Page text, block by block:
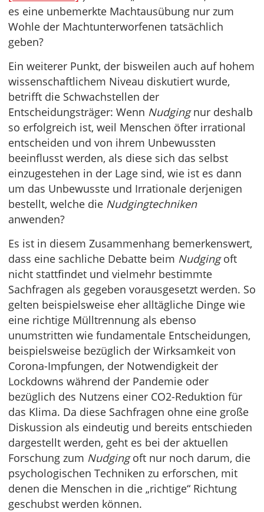
es eine unbemerkte Machtausübung nur zum
Wohle der Machtunterworfenen tatsächlich
geben?
Ein weiterer Punkt, der bisweilen auch auf hohem
wissenschaftlichem Niveau diskutiert wurde,
betrifft die Schwachstellen der
Entscheidungsträger: Wenn Nudgingnur deshalb
so erfolgreich ist, weil Menschen öfter irrational
entscheiden und von ihrem Unbewussten
beeinflusst werden, als diese sich das selbst
einzugestehen in der Lage sind, wie ist es dann
um das Unbewusste und Irrationale derjenigen
bestellt, welche die Nudgingtechniken
anwenden?
Es ist in diesem Zusammenhang bemerkenswert,
dass eine sachliche Debatte beim Nudgingoft
nicht stattfindet und vielmehr bestimmte
Sachfragen als gegeben vorausgesetzt werden. So
gelten beispielsweise eher alltägliche Dinge wie
eine richtige Mülltrennung als ebenso
unumstritten wie fundamentale Entscheidungen,
beispielsweise bezüglich der Wirksamkeit von
Corona-Impfungen, der Notwendigkeit der
Lockdowns während der Pandemie oder
bezüglich des Nutzens einer CO2-Reduktion für
das Klima. Da diese Sachfragen ohne eine große
Diskussion als eindeutig und bereits entschieden
dargestellt werden, geht es bei der aktuellen
Forschung zum Nudgingoft nur noch darum, die
psychologischen Techniken zu erforschen, mit
denen die Menschen in die „richtige“ Richtung
geschubst werden können.